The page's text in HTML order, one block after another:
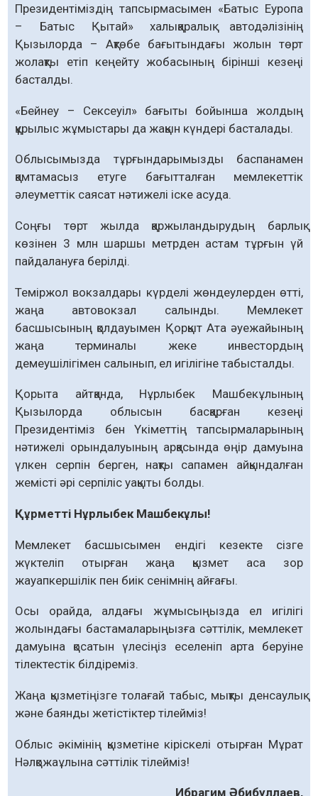
Президентіміздің тапсырмасымен «Ба­­тыс Еуропа
– Батыс Қытай» халық­аралық автодәлізінің
Қызылорда – Ақтөбе бағы­тындағы жолын төрт
жолақты етіп кеңейту жобасының бірінші кезеңі
басталды.
«Бейнеу – Сексеуіл» бағыты бойынша жолдың
құрылыс жұмыстары да жақын күндері басталады.
Облысымызда тұрғындарымызды бас­панамен
қамтамасыз етуге бағытталған мемлекеттік
әлеуметтік саясат нәтижелі іске асуда.
Соңғы төрт жылда қаржыланды­рудың барлық
көзінен 3 млн шаршы метрден астам тұрғын үй
пайдалануға берілді.
Теміржол вокзалдары күрделі жөн­деулерден өтті,
жаңа автовокзал са­лын­ды. Мемлекет
басшысының қол­дауымен Қорқыт Ата әуежайының
жаңа терминалы жеке инвестордың
демеушілігімен салы­нып, ел игілігіне табысталды.
Қорыта айтқанда, Нұрлыбек Машбекұлы­ның
Қызылорда облысын басқарған кезеңі
Президентіміз бен Үкімет­тің тапсырмаларының
нәтижелі орындалуының арқасында өңір дамуына
үлкен серпін берген, нақты сапамен айқындалған
жемісті әрі серпіліс уақыты болды.
Құрметті Нұрлыбек Машбекұлы!
Мемлекет басшысымен ендігі кезекте сізге
жүктеліп отырған жаңа қызмет аса зор
жауапкершілік пен биік сенімнің айғағы.
Осы орайда, алдағы жұмысыңызда ел игілігі
жолындағы бастамаларыңызға сәттілік, мемлекет
дамуына қосатын үлесіңіз еселеніп арта беруіне
тілектестік білдіреміз.
Жаңа қызметіңізге толағай табыс, мықты денсаулық
және баянды жетіс­тіктер тілейміз!
Облыс әкімінің қызметіне кіріскелі отырған Мұрат
Нәлқожаұлына сәттілік тілейміз!
Ибрагим Әбибуллаев,